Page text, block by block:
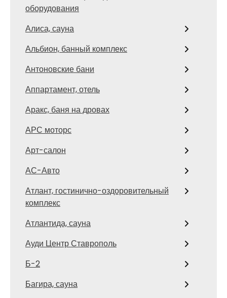
оборудования
Алиса, сауна
Альбион, банный комплекс
Антоновские бани
Аппартамент, отель
Аракс, баня на дровах
АРС моторс
Арт-салон
АС-Авто
Атлант, гостинично-оздоровительный
комплекс
Атлантида, сауна
Ауди Центр Ставрополь
Б-2
Багира, сауна